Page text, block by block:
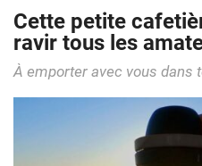
Cette petite
ravir tous les
À emporter avec vous dans